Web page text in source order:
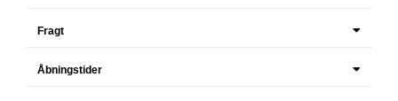
Fragt
Åbningstider